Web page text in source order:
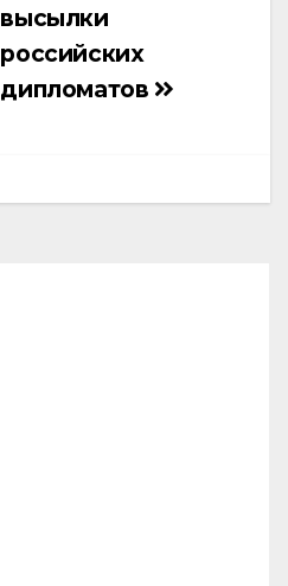
высылки
российских
дипломатов